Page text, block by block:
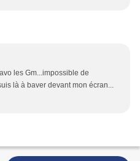
les Gm...impossible de
là à baver devant mon écran...